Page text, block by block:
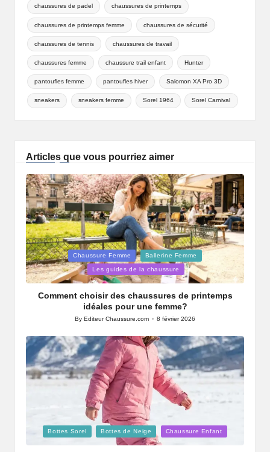
chaussures de padel chaussures de printemps
chaussures de printemps femme chaussures de sécurité
chaussures de tennis chaussures de travail
chaussures femme chaussure trail enfant Hunter
pantoufles femme pantoufles hiver Salomon XA Pro 3D
sneakers sneakers femme Sorel 1964 Sorel Carnival
Articles que vous pourriez aimer
Posted
in
Chaussure Femme Ballerine Femme
Les guides de la chaussure
Comment choisir des chaussures de printemps
idéales pour une femme?
Posted
ByEditeur Chaussure.com 8 février 2026
Posted
in
Bottes Sorel Bottes de Neige Chaussure Enfant